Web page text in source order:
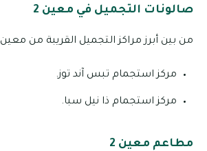
صالونات التجميل في معين 2
من بين أبرز مراكز التجميل القريبة من معين 2 ما يأتي:
مركز استجمام تبس آند توز.
مركز استجمام ذا نيل سبا.
مطاعم معين 2